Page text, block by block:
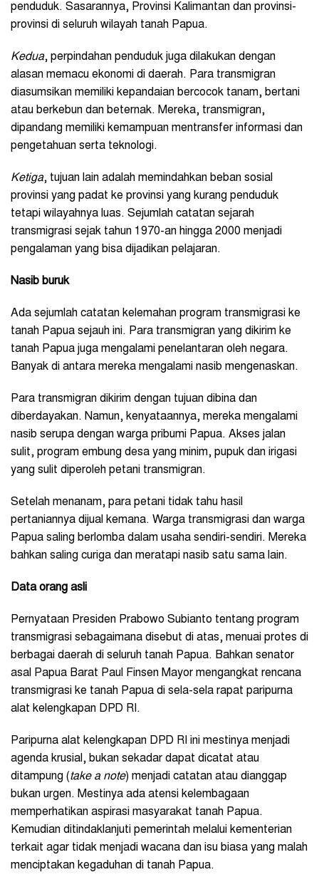
penduduk. Sasarannya, Provinsi Kalimantan dan provinsi-
provinsi di seluruh wilayah tanah Papua.
Kedua, perpindahan penduduk juga dilakukan dengan
alasan memacu ekonomi di daerah. Para transmigran
diasumsikan memiliki kepandaian bercocok tanam, bertani
atau berkebun dan beternak. Mereka, transmigran,
dipandang memiliki kemampuan mentransfer informasi dan
pengetahuan serta teknologi.
Ketiga, tujuan lain adalah memindahkan beban sosial
provinsi yang padat ke provinsi yang kurang penduduk
tetapi wilayahnya luas. Sejumlah catatan sejarah
transmigrasi sejak tahun 1970-an hingga 2000 menjadi
pengalaman yang bisa dijadikan pelajaran.
Nasib buruk
Ada sejumlah catatan kelemahan program transmigrasi ke
tanah Papua sejauh ini. Para transmigran yang dikirim ke
tanah Papua juga mengalami penelantaran oleh negara.
Banyak di antara mereka mengalami nasib mengenaskan.
Para transmigran dikirim dengan tujuan dibina dan
diberdayakan. Namun, kenyataannya, mereka mengalami
nasib serupa dengan warga pribumi Papua. Akses jalan
sulit, program embung desa yang minim, pupuk dan irigasi
yang sulit diperoleh petani transmigran.
Setelah menanam, para petani tidak tahu hasil
pertaniannya dijual kemana. Warga transmigrasi dan warga
Papua saling berlomba dalam usaha sendiri-sendiri. Mereka
bahkan saling curiga dan meratapi nasib satu sama lain.
Data orang asli
Pernyataan Presiden Prabowo Subianto tentang program
transmigrasi sebagaimana disebut di atas, menuai protes di
berbagai daerah di seluruh tanah Papua. Bahkan senator
asal Papua Barat Paul Finsen Mayor mengangkat rencana
transmigrasi ke tanah Papua di sela-sela rapat paripurna
alat kelengkapan DPD RI.
Paripurna alat kelengkapan DPD RI ini mestinya menjadi
agenda krusial, bukan sekadar dapat dicatat atau
ditampung (take a note) menjadi catatan atau dianggap
bukan urgen. Mestinya ada atensi kelembagaan
memperhatikan aspirasi masyarakat tanah Papua.
Kemudian ditindaklanjuti pemerintah melalui kementerian
terkait agar tidak menjadi wacana dan isu biasa yang malah
menciptakan kegaduhan di tanah Papua.